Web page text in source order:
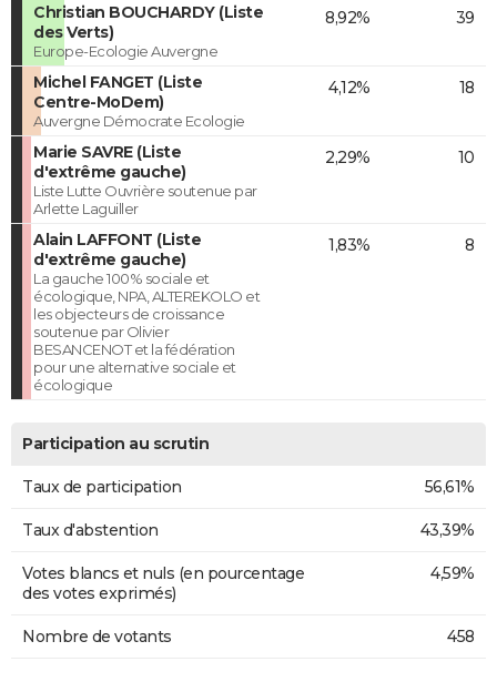
Christian BOUCHARDY (Liste
des Verts)
Europe-Ecologie Auvergne
8,92% 39
Michel FANGET (Liste
Centre-MoDem)
Auvergne Démocrate Ecologie
4,12% 18
Marie SAVRE (Liste
d'extrême gauche)
Liste Lutte Ouvrière soutenue par
Arlette Laguiller
2,29% 10
Alain LAFFONT (Liste
d'extrême gauche)
La gauche 100% sociale et
écologique, NPA, ALTEREKOLO et
les objecteurs de croissance
soutenue par Olivier
BESANCENOT et la fédération
pour une alternative sociale et
écologique
1,83% 8
Participation au scrutin
Taux de participation 56,61%
Taux d'abstention 43,39%
Votes blancs et nuls (en pourcentage
des votes exprimés)
4,59%
Nombre de votants 458